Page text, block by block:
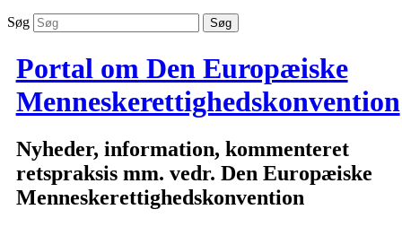
Søg
Portal om Den Europæiske
Menneskerettighedskonvention
Nyheder, information, kommenteret
retspraksis mm. vedr. Den Europæiske
Menneskerettighedskonvention